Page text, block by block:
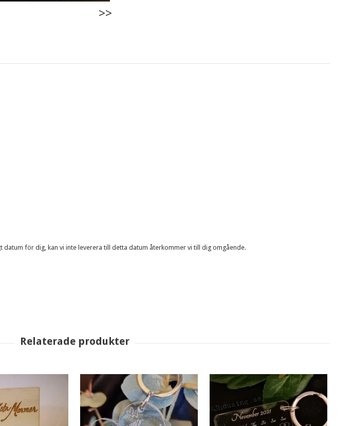
>>
datum för dig, kan vi inte leverera till detta datum återkommer vi till dig omgående.